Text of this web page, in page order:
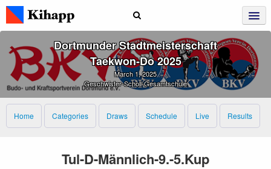
Dortmunder Stadtmeisterschaft
Taekwon‑Do 2025
March 1, 2025
Geschwister-Scholl-Gesamtschule
Home Categories Draws Schedule Live Results
Tul-D-Männlich-9.-5.Kup